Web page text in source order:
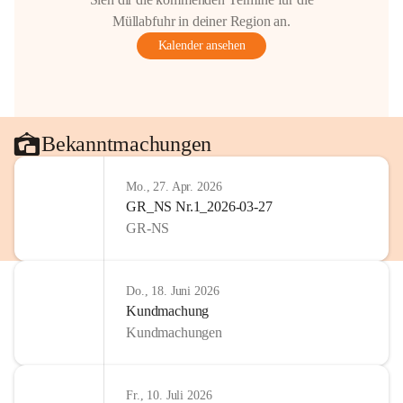
Müllabfuhr in deiner Region an.
Kalender ansehen
Bekanntmachungen
Mo., 27. Apr. 2026
GR_NS Nr.1_2026-03-27
GR-NS
Do., 18. Juni 2026
Kundmachung
Kundmachungen
Fr., 10. Juli 2026